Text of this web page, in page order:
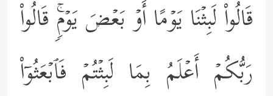
قَالُواْ لَبِثۡنَا یَوۡمًا أَوۡ بَعۡضَ یَوۡمࣲۚ قَالُواْ
رَبُّكُمۡ أَعۡلَمُ بِمَا لَبِثۡتُمۡ فَٱبۡعَثُوۤاْ